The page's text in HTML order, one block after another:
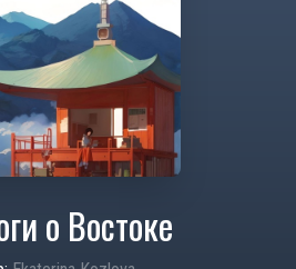
о Востоке